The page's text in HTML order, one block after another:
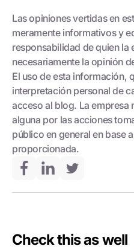
Las opiniones vertidas en
meramente informativos y
responsabilidad de quien la
necesariamente la opinión
El uso de esta información,
interpretación personal de
acceso al blog. La empresa
alguna por las acciones
público en general en base
proporcionada.
Check this as well